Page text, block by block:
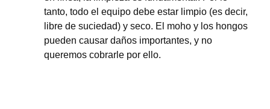
tanto, todo el equipo debe estar limpio (es decir,
libre de suciedad) y seco. El moho y los hongos
pueden causar daños importantes, y no
queremos cobrarle por ello.